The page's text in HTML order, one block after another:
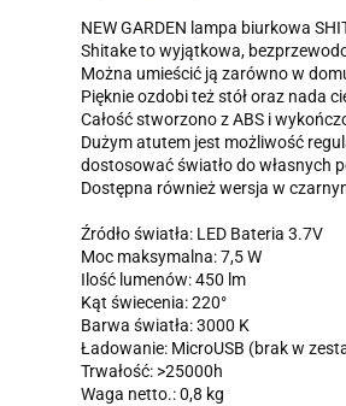
NEW GARDEN lampa biurkowa
Shitake to wyjątkowa,
Można umieścić ją zarówno w
Pięknie ozdobi też stół oraz nada
Całość stworzono z ABS i
Dużym atutem jest możliwość
dostosować światło do własnych
Dostępna również wersja w
Źródło światła: LED Bateria 3.7V
Moc maksymalna: 7,5 W
Ilość lumenów: 450 lm
Kąt świecenia: 220°
Barwa światła: 3000 K
Ładowanie: MicroUSB (brak w
Trwałość: >25000h
Waga netto.: 0,8 kg